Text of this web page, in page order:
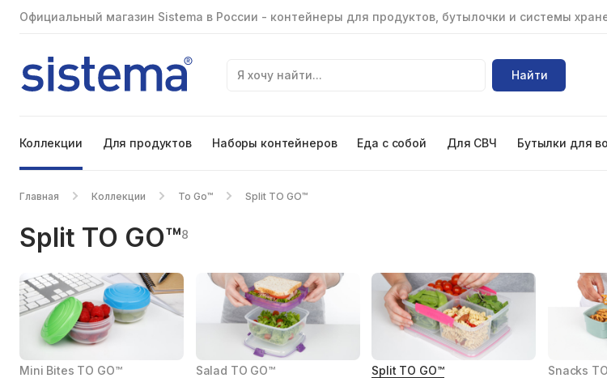
Официальный магазин Sistema в России - контейнеры для продуктов, бутылочки и системы
Найти
Коллекции Для продуктов Наборы контейнеров Еда с собой Для СВЧ Бутылки для
Главная Коллекции To Go™ Split TO GO™
Split TO GO™8
Mini Bites TO GO™ Salad TO GO™ Split TO GO™ Snacks